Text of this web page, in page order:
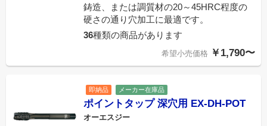
鋳造、または調質材の20～45HRC程度の
硬さの通り穴加工に最適です。
36種類の商品があります
希望小売価格 ￥1,790〜
即納品 メーカー在庫品
ポイントタップ 深穴用 EX-DH-POT
オーエスジー